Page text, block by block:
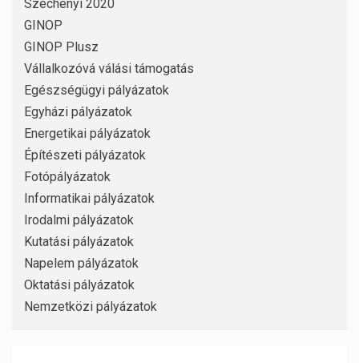
Széchenyi 2020
GINOP
GINOP Plusz
Vállalkozóvá válási támogatás
Egészségügyi pályázatok
Egyházi pályázatok
Energetikai pályázatok
Építészeti pályázatok
Fotópályázatok
Informatikai pályázatok
Irodalmi pályázatok
Kutatási pályázatok
Napelem pályázatok
Oktatási pályázatok
Nemzetközi pályázatok